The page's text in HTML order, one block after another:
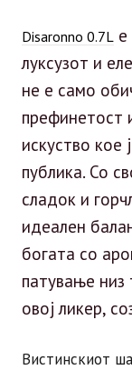
Disaronno 0.7L е
луксузот и
не е само
префинетост
искуство кое
публика. Со
сладок и
идеален
богата со
патување низ
овој ликер,
Вистинскиот